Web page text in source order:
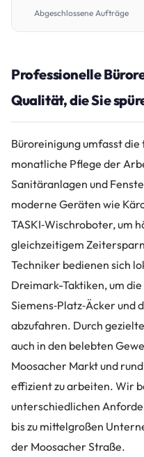
Abgeschlossene Aufträge
Professionelle
Qualität, die Sie
Büroreinigung umfasst
monatliche Pflege der
Sanitäranlagen und
moderne Geräten wie
TASKI‑Wischroboter, um
gleichzeitigem
Techniker bedienen sich
Dreimark-Taktiken, um
Siemens‑Platz‑Äcker und
abzufahren. Durch
auch in den belebten
Moosacher Markt und
effizient zu arbeiten. Wir
unterschiedlichen
bis zu mittelgroßen
der Moosacher Straße.